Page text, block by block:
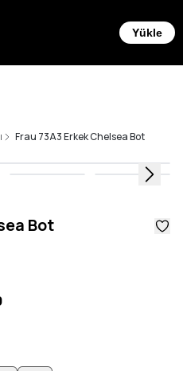
Yükle
Frau 73A3 Erkek Chelsea Bot
Bot